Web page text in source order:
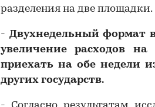
разделения на две площадки.
- Двухнедельный формат
увеличение расходов
приехать на обе недели
других государств.